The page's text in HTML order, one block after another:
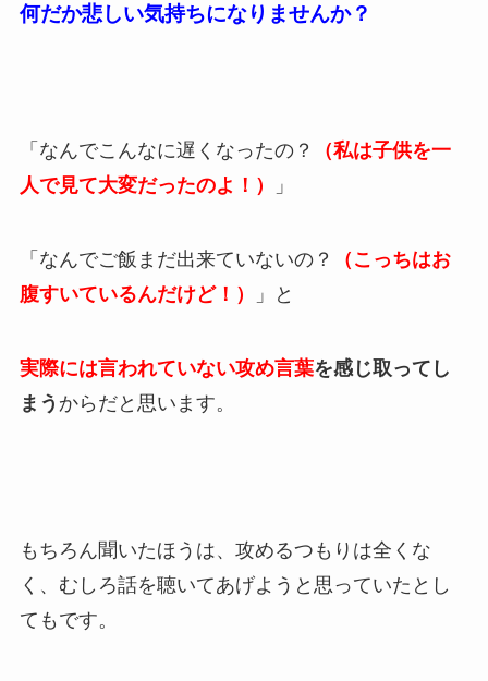
何だか悲しい気持ちになりませんか？
「なんでこんなに遅くなったの？
（私は子供を一
人で見て大変だったのよ！）
」
「なんでご飯まだ出来ていないの？
（こっちはお
腹すいているんだけど！）
」と
実際には言われていない攻め言葉を感じ取ってし
まう からだと思います。
もちろん聞いたほうは、攻めるつもりは全くな
く、むしろ話を聴いてあげようと思っていたとし
てもです。